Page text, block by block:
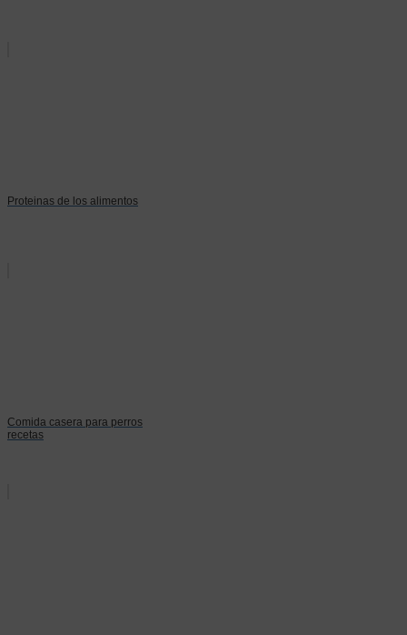
Proteinas de los alimentos
Comida casera para perros
recetas